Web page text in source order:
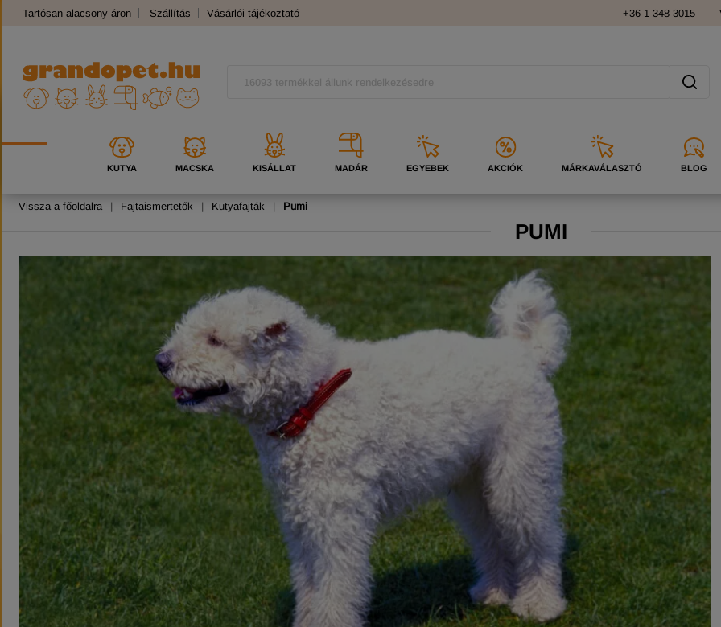
Tartósan alacsony áron Szállítás Vásárlói tájékoztató +36 1 348 3015
KUTYA MACSKA KISÁLLAT MADÁR EGYEBEK AKCIÓK MÁRKAVÁLASZTÓ BLOG
Vissza a főoldalra | Fajtaismertetők | Kutyafajták | Pumi
PUMI